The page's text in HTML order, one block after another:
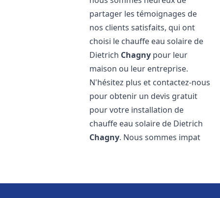
partager les témoignages de
nos clients satisfaits, qui ont
choisi le chauffe eau solaire de
Dietrich Chagny pour leur
maison ou leur entreprise.
N'hésitez plus et contactez-nous
pour obtenir un devis gratuit
pour votre installation de
chauffe eau solaire de Dietrich
Chagny. Nous sommes impat